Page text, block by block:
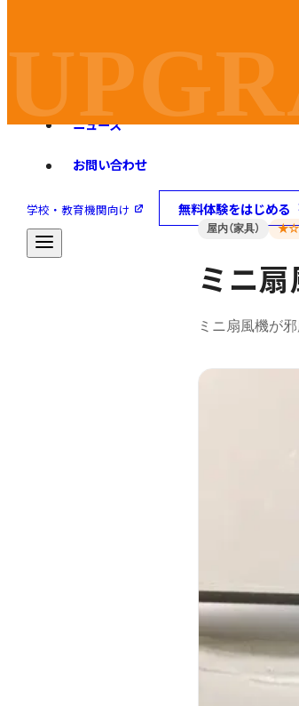
旧バージョンダウンロード
ニュース
お問い合わせ
学校・教育機関向け 無料体験をはじめる
屋内（家具）
ミニ
ミニ扇風機が